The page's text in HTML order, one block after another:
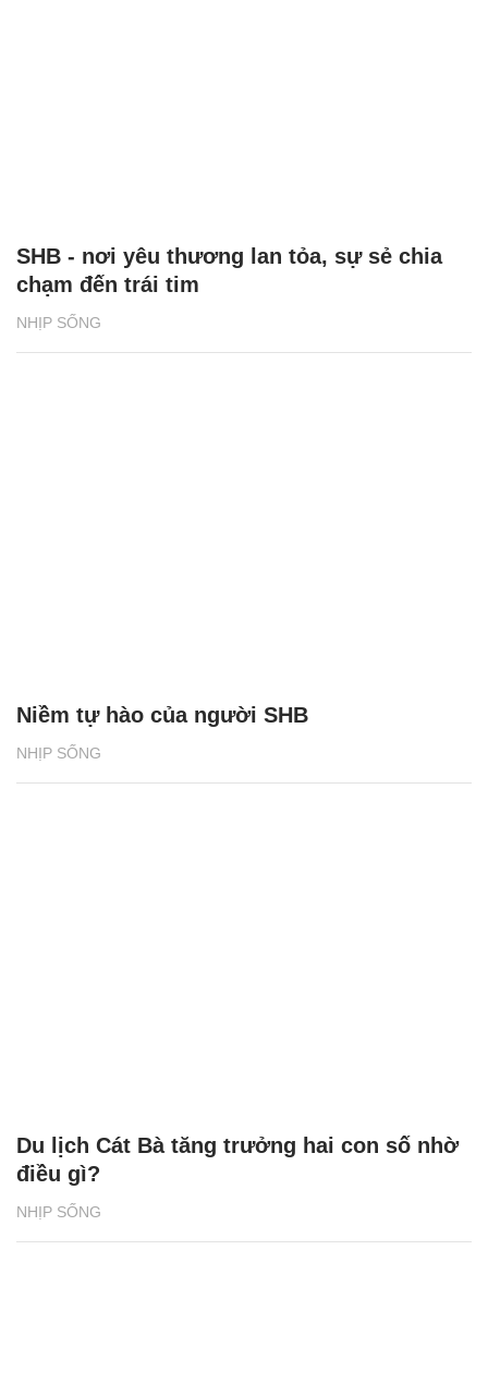
NHỊP SỐNG
SHB - nơi yêu thương lan tỏa, sự sẻ chia
chạm đến trái tim
NHỊP SỐNG
Niềm tự hào của người SHB
NHỊP SỐNG
Du lịch Cát Bà tăng trưởng hai con số nhờ
điều gì?